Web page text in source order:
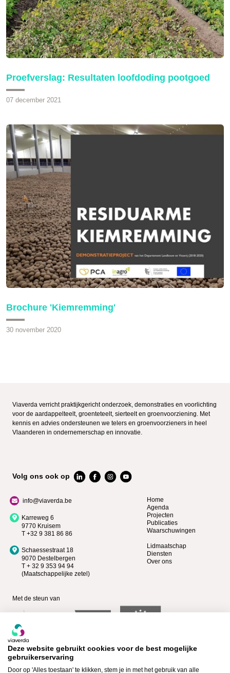
Proefverslag: Resultaten loofdoding pootgoed
07 december 2021
Brochure 'Kiemremming'
30 november 2020
Viaverda verricht praktijkgericht onderzoek, demonstraties en voorlichting
voor de aardappelteelt, groenteteelt, sierteelt en groenvoorziening. Met
kennis en advies ondersteunen we telers en groenvoorzieners in heel
Vlaanderen in ondernemerschap en innovatie.
Volg ons ook op
info@viaverda.be
Karreweg 6
9770 Kruisem
T +32 9 381 86 86
Schaessestraat 18
9070 Destelbergen
T + 32 9 353 94 94
(Maatschappelijke zetel)
Home
Agenda
Projecten
Publicaties
Waarschuwingen
Lidmaatschap
Diensten
Over ons
Met de steun van
Deze website gebruikt cookies voor de best mogelijke
gebruikerservaring
Door op 'Alles toestaan' te klikken, stem je in met het gebruik van alle